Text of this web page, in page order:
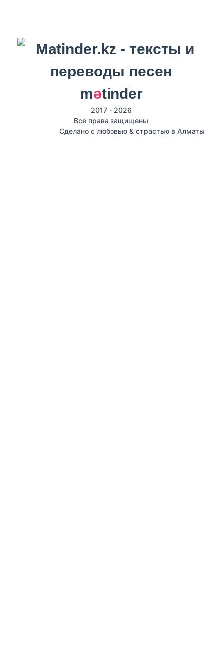
mәtinder
2017 - 2026
Все права защищены
Сделано с любовью & страстью в Алматы